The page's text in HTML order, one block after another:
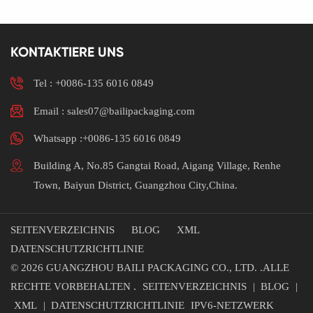
fortfahrenaKontaktieren Sie
Informationen.
KONTAKTIERE UNS
Tel : +0086-135 6016 0849
Email : sales07@bailipackaging.com
Whatsapp :+0086-135 6016 0849
Building A, No.85 Gangtai Road, Aigang Village, Renhe
Town, Baiyun District, Guangzhou City,China.
SEITENVERZEICHNIS BLOG
XML
DATENSCHUTZRICHTLINIE
© 2026 GUANGZHOU BAILI PACKAGING CO., LTD. .ALLE
RECHTE VORBEHALTEN .
SEITENVERZEICHNIS | BLOG
|
XML
| DATENSCHUTZRICHTLINIE IPV6-NETZWERK